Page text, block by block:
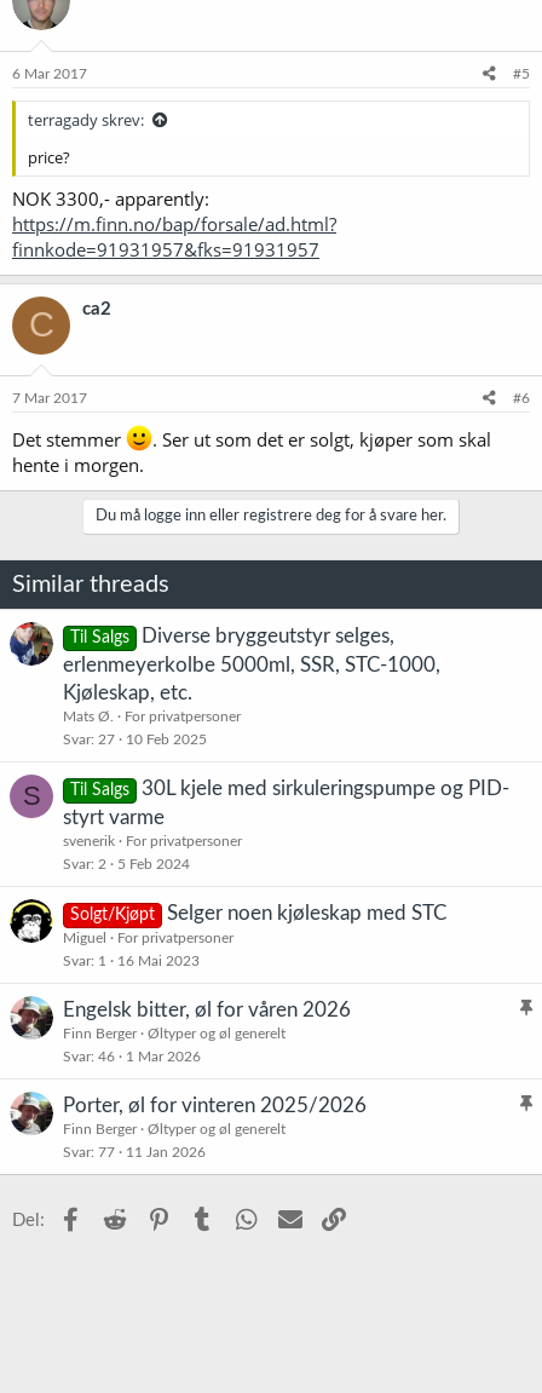
6 Mar 2017 #5
terragady skrev:
price?
NOK 3300,- apparently:
https://m.finn.no/bap/forsale/ad.html?
finnkode=91931957&fks=91931957
C ca2
7 Mar 2017 #6
Det stemmer
. Ser ut som det er solgt, kjøper som skal
hente i morgen.
Du må logge inn eller registrere deg for å svare her.
Similar threads
Til Salgs
Diverse bryggeutstyr selges,
erlenmeyerkolbe 5000ml, SSR, STC-1000,
Kjøleskap, etc.
Mats Ø.
For privatpersoner
Svar 27 10 Feb 2025
S Til Salgs
30L kjele med sirkuleringspumpe og PID-
styrt varme
svenerik
For privatpersoner
Svar 2 5 Feb 2024
Solgt/Kjøpt Selger noen kjøleskap med STC
Miguel
For privatpersoner
Svar 1 16 Mai 2023
K
t
Engelsk bitter, øl for våren 2026
Finn Berger
Øltyper og øl generelt
Svar 46 1 Mar 2026
K
s
Porter, øl for vinteren 2025/2026
Finn Berger
Øltyper og øl generelt
Svar 77 11 Jan 2026
Del: Facebook
Reddit PinterestTumblr WhatsApp
E-post